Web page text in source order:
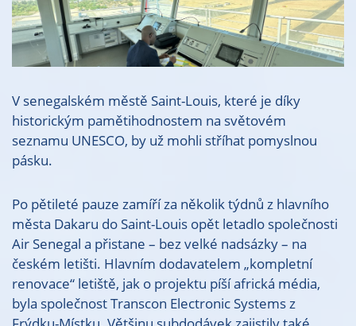
V senegalském městě Saint-Louis, které je díky
historickým pamětihodnostem na světovém
seznamu UNESCO, by už mohli stříhat pomyslnou
pásku.
Po pětileté pauze zamíří za několik týdnů z hlavního
města Dakaru do Saint-Louis opět letadlo společnosti
Air Senegal a přistane – bez velké nadsázky – na
českém letišti. Hlavním dodavatelem „kompletní
renovace“ letiště, jak o projektu píší africká média,
byla společnost Transcon Electronic Systems z